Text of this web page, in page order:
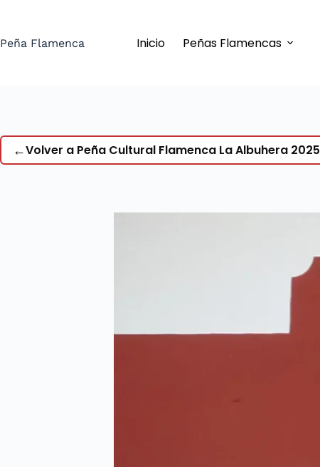
contenido
Peña Flamenca Inicio Peñas Flamencas
←Volver a Peña Cultural Flamenca La Albuhera 2025